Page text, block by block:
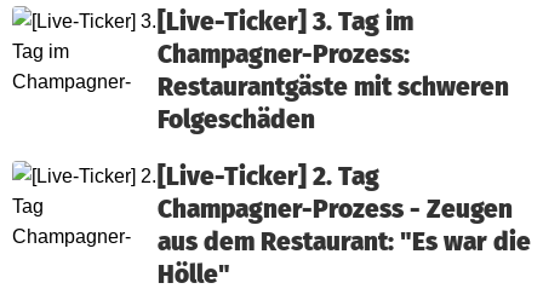
[Live-Ticker] 3. Tag im
Champagner-Prozess:
Restaurantgäste mit schweren
Folgeschäden
[Live-Ticker] 2. Tag
Champagner-Prozess - Zeugen
aus dem Restaurant: "Es war die
Hölle"